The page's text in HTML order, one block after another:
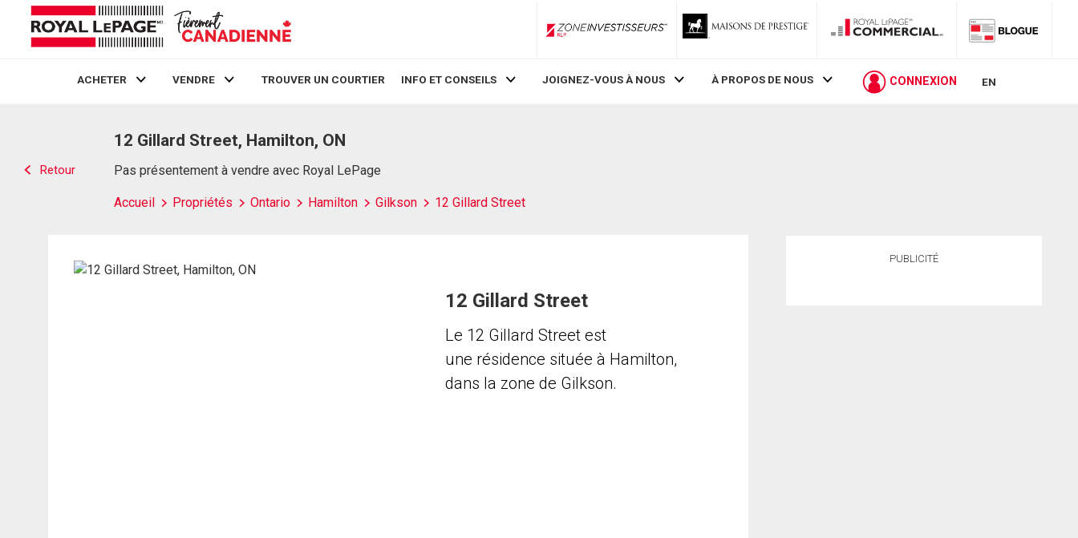
ZoneInvestisseurs RLP
ACHETER VENDRE TROUVER UN COURTIER INFO ET CONSEILS JOIGNEZ-VOUS À NOUS À PROPOS DE NOUS CONNEXION EN
Retour
12 Gillard Street, Hamilton, ON
Pas présentement à vendre avec Royal LePage
Accueil Propriétés Ontario Hamilton Gilkson 12 Gillard Street
12 Gillard Street
Le 12 Gillard Street est
une résidence située à Hamilton,
dans la zone de Gilkson.
PUBLICITÉ